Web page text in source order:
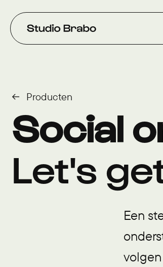
Verder naar navigatie
Ga naar hoofdinhoud
Footer
Producten
Social
Let's
Een